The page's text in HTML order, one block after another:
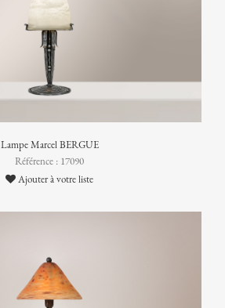
Lampe Marcel BERGUE
Référence : 17090
Ajouter à votre liste